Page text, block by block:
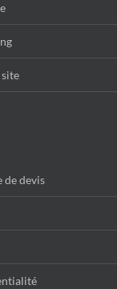
site
de devis